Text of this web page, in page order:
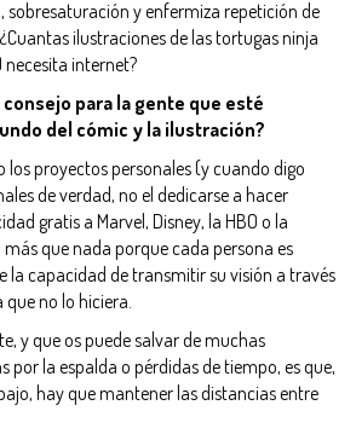
sobresaturación y enfermiza repetición de
ilustraciones de las tortugas ninja
internet?
para la gente que esté
del cómic y la ilustración?
los proyectos personales (y cuando digo
de verdad, no el dedicarse a hacer
gratis a Marvel, Disney, la HBO o la
que nada porque cada persona es
la capacidad de transmitir su visión a través
que no lo hiciera.
y que os puede salvar de muchas
por la espalda o pérdidas de tiempo, es que,
hay que mantener las distancias entre